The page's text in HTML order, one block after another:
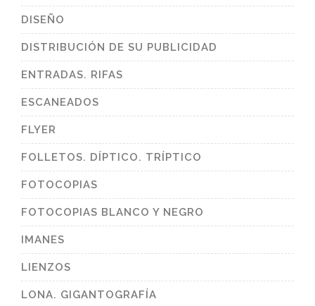
DISEÑO
DISTRIBUCIÓN DE SU PUBLICIDAD
ENTRADAS. RIFAS
ESCANEADOS
FLYER
FOLLETOS. DÍPTICO. TRÍPTICO
FOTOCOPIAS
FOTOCOPIAS BLANCO Y NEGRO
IMANES
LIENZOS
LONA. GIGANTOGRAFÍA